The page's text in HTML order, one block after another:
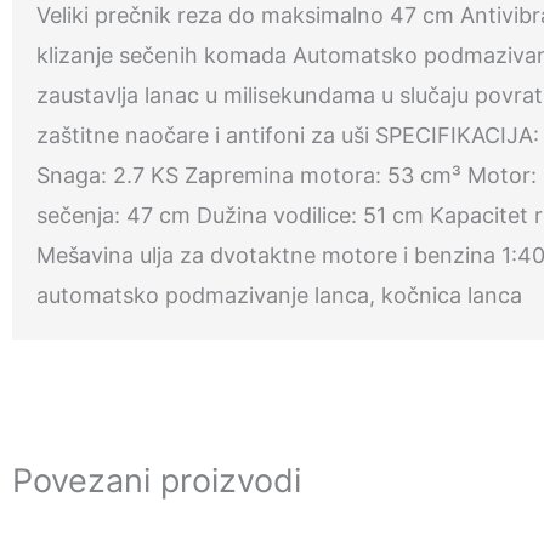
Veliki prečnik reza do maksimalno 47 cm
klizanje sečenih komada Automatsko
zaustavlja lanac u milisekundama u slučaju
zaštitne naočare i antifoni za uši
Snaga: 2.7 KS Zapremina motora: 53 cm³
sečenja: 47 cm Dužina vodilice: 51 cm
Mešavina ulja za dvotaktne motore i benzina
automatsko podmazivanje lanca, kočnica lanca
Povezani proizvodi